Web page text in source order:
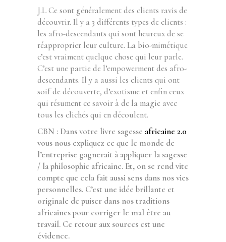
J.L Ce sont généralement des clients ravis de
découvrir. Il y a 3 différents types de clients :
les afro-descendants qui sont heureux de se
réapproprier leur culture. La bio-mimétique
c’est vraiment quelque chose qui leur parle.
C’est une partie de l’empowerment des afro-
descendants. Il y a aussi les clients qui ont
soif de découverte, d’exotisme et enfin ceux
qui résument ce savoir à de la magie avec
tous les clichés qui en découlent.
CBN : Dans votre livre sagesse africaine 2.0
vous nous expliquez ce que le monde de
l’entreprise gagnerait à appliquer la sagesse
/ la philosophie africaine. Et, on se rend vite
compte que cela fait aussi sens dans nos vies
personnelles. C’est une idée brillante et
originale de puiser dans nos traditions
africaines pour corriger le mal être au
travail. Ce retour aux sources est une
évidence.